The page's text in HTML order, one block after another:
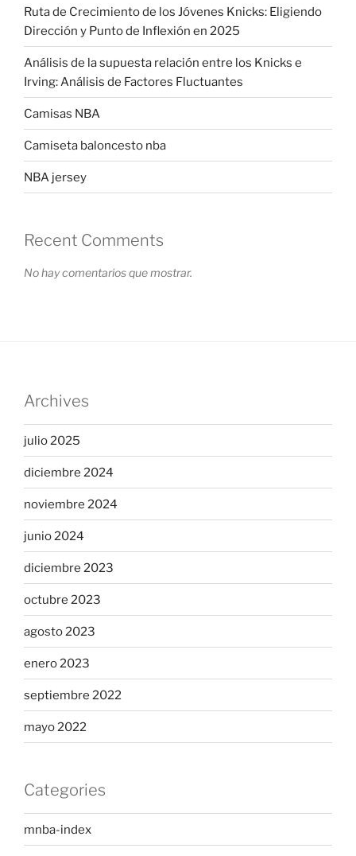
Ruta de Crecimiento de los Jóvenes Knicks: Eligiendo
Dirección y Punto de Inflexión en 2025
Análisis de la supuesta relación entre los Knicks e
Irving: Análisis de Factores Fluctuantes
Camisas NBA
Camiseta baloncesto nba
NBA jersey
Recent Comments
No hay comentarios que mostrar.
Archives
julio 2025
diciembre 2024
noviembre 2024
junio 2024
diciembre 2023
octubre 2023
agosto 2023
enero 2023
septiembre 2022
mayo 2022
Categories
mnba-index